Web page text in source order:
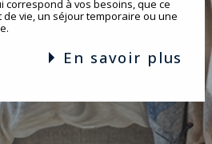
correspond à vos besoins, que ce
vie, un séjour temporaire ou une
en savoir plus